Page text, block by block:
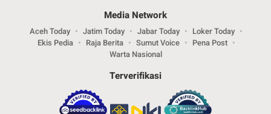
Media Network
Aceh Today Jatim Today Jabar Today
Loker Today
Ekis Pedia
Raja Berita Sumut Voice
Pena Post
Warta Nasional
Terverifikasi